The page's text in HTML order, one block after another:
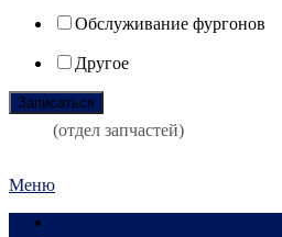
Обслуживание фургонов
Другое
(отдел запчастей)
Меню